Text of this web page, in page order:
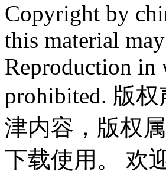
Copyright by
this material
Reproduction in
prohibited. 版
津内容，版权
下载使用。 欢